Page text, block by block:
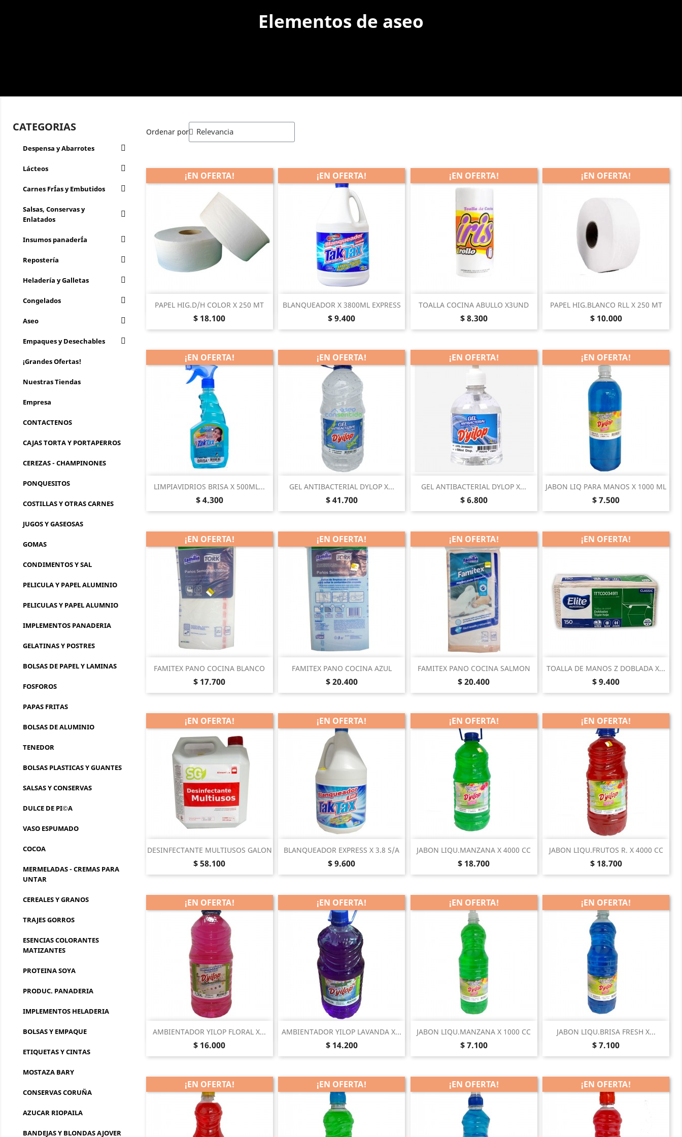
Elementos de aseo
CATEGORIAS
Despensa y Abarrotes
Lácteos
Carnes FrÍ­as y Embutidos
Salsas, Conservas y
Enlatados
Insumos panaderÍa
Repostería
Heladería y Galletas
Congelados
Aseo
Empaques y Desechables
¡Grandes Ofertas!
Nuestras Tiendas
Empresa
CONTACTENOS
CAJAS TORTA Y PORTAPERROS
CEREZAS - CHAMPINONES
PONQUESITOS
COSTILLAS Y OTRAS CARNES
JUGOS Y GASEOSAS
GOMAS
CONDIMENTOS Y SAL
PELICULA Y PAPEL ALUMINIO
PELICULAS Y PAPEL ALUMNIO
IMPLEMENTOS PANADERIA
GELATINAS Y POSTRES
BOLSAS DE PAPEL Y LAMINAS
FOSFOROS
PAPAS FRITAS
BOLSAS DE ALUMINIO
TENEDOR
BOLSAS PLASTICAS Y GUANTES
SALSAS Y CONSERVAS
DULCE DE PI©A
VASO ESPUMADO
COCOA
MERMELADAS - CREMAS PARA
UNTAR
CEREALES Y GRANOS
TRAJES GORROS
ESENCIAS COLORANTES
MATIZANTES
PROTEINA SOYA
PRODUC. PANADERIA
IMPLEMENTOS HELADERIA
BOLSAS Y EMPAQUE
ETIQUETAS Y CINTAS
MOSTAZA BARY
CONSERVAS CORUÑA
AZUCAR RIOPAILA
BANDEJAS Y BLONDAS AJOVER
Ordenar por
PAPEL HIG.D/H COLOR X 250 MT
Precio
$ 18.100
¡EN OFERTA!
Vista rápida BLANQUEADOR X 3800ML EXPRESS
Precio
$ 9.400
¡EN OFERTA!
Vista rápida TOALLA COCINA ABULLO X3UND
Precio
$ 8.300
¡EN OFERTA!
Vista rápida PAPEL HIG.BLANCO RLL X 250 MT
Precio
$ 10.000
¡EN OFERTA!
Vista rápida
LIMPIAVIDRIOS BRISA X 500ML...
Precio
$ 4.300
¡EN OFERTA!
Vista rápida GEL ANTIBACTERIAL DYLOP X...
Precio
$ 41.700
¡EN OFERTA!
Vista rápida GEL ANTIBACTERIAL DYLOP X...
Precio
$ 6.800
¡EN OFERTA!
Vista rápida JABON LIQ PARA MANOS X 1000 ML
Precio
$ 7.500
¡EN OFERTA!
Vista rápida
FAMITEX PANO COCINA BLANCO
Precio
$ 17.700
¡EN OFERTA!
Vista rápida FAMITEX PANO COCINA AZUL
Precio
$ 20.400
¡EN OFERTA!
 Vista rápida FAMITEX PANO COCINA SALMON
Precio
$ 20.400
¡EN OFERTA!
Vista rápida TOALLA DE MANOS Z DOBLADA X...
Precio
$ 9.400
¡EN OFERTA!
Vista rápida
DESINFECTANTE MULTIUSOS GALON
Precio
$ 58.100
¡EN OFERTA!
Vista rápida BLANQUEADOR EXPRESS X 3.8 S/A
Precio
$ 9.600
¡EN OFERTA!
Vista rápida JABON LIQU.MANZANA X 4000 CC
Precio
$ 18.700
¡EN OFERTA!
Vista rápida JABON LIQU.FRUTOS R. X 4000 CC
Precio
$ 18.700
¡EN OFERTA!
Vista rápida
AMBIENTADOR YILOP FLORAL X...
Precio
$ 16.000
¡EN OFERTA!
Vista rápida AMBIENTADOR YILOP LAVANDA X...
Precio
$ 14.200
¡EN OFERTA!
Vista rápida JABON LIQU.MANZANA X 1000 CC
Precio
$ 7.100
¡EN OFERTA!
Vista rápida JABON LIQU.BRISA FRESH X...
Precio
$ 7.100
¡EN OFERTA!
Vista rápida
¡EN OFERTA! ¡EN OFERTA! ¡EN OFERTA! ¡EN OFERTA!